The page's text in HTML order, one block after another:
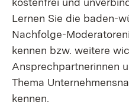
Lernen Sie die baden-
Nachfolge-
kennen bzw. weitere
Ansprechpartnerinnen
Thema
kennen.